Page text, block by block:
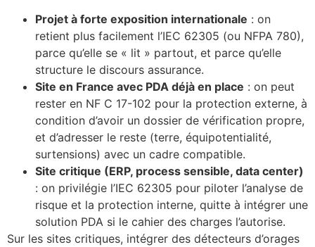
Projet à forte exposition internationale : on
retient plus facilement l’IEC 62305 (ou NFPA 780),
parce qu’elle se « lit » partout, et parce qu’elle
structure le discours assurance.
Site en France avec PDA déjà en place : on peut
rester en NF C 17-102 pour la protection externe, à
condition d’avoir un dossier de vérification propre,
et d’adresser le reste (terre, équipotentialité,
surtensions) avec un cadre compatible.
Site critique (ERP, process sensible, data center)
: on privilégie l’IEC 62305 pour piloter l’analyse de
risque et la protection interne, quitte à intégrer une
solution PDA si le cahier des charges l’autorise.
Sur les sites critiques, intégrer des détecteurs d’orages